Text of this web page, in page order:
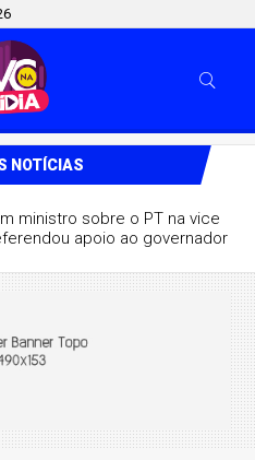
NOTÍCIAS
ministro sobre o PT na vice
apoio ao governador